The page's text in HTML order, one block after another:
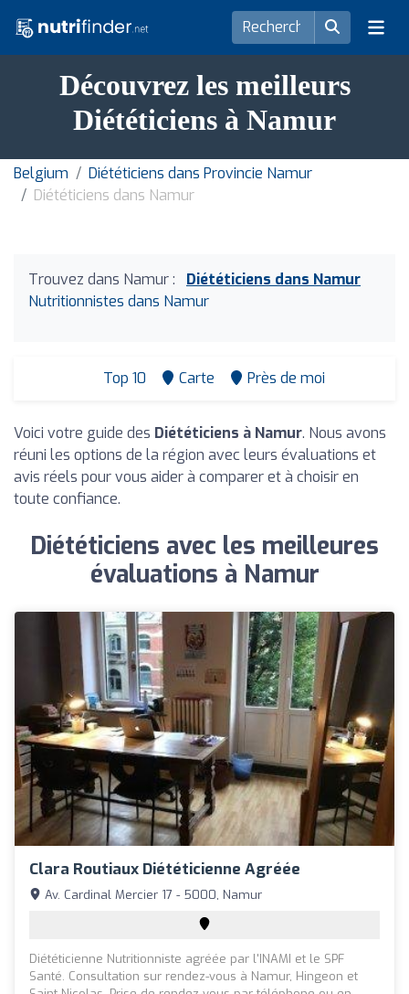
Découvrez les meilleurs
Diététiciens à Namur
Belgium
Diététiciens dans Provincie Namur
Diététiciens dans Namur
Trouvez dans Namur :
Diététiciens dans Namur
Nutritionnistes dans Namur
Top 10 Carte Près de moi
Voici votre guide des Diététiciens à Namur. Nous avons
réuni les options de la région avec leurs évaluations et
avis réels pour vous aider à comparer et à choisir en
toute confiance.
Diététiciens avec les meilleures
évaluations à Namur
Clara Routiaux Diététicienne Agréée
Av. Cardinal Mercier 17 - 5000, Namur
Diététicienne Nutritionniste agréée par l'INAMI et le SPF
Santé. Consultation sur rendez-vous à Namur, Hingeon et